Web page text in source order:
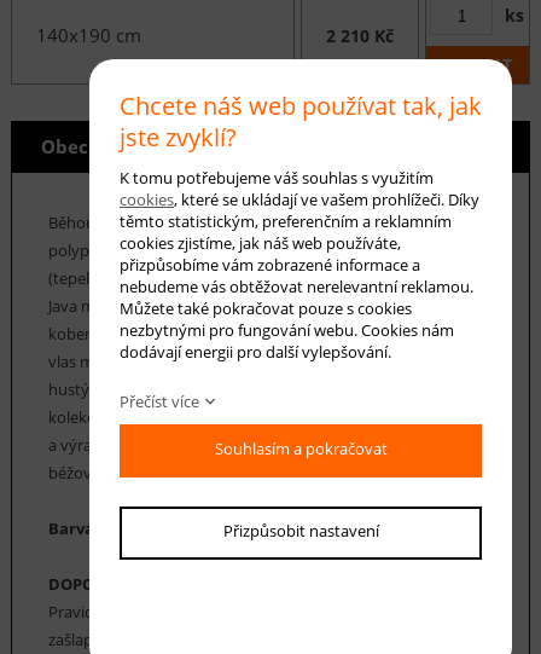
140x190 cm 2 210 Kč
ks
KOUPIT
Obecné info
Běhouny z kolekce Java jsou vyrobeny ze 100%
polypropylenových vláken opatřených úpravou Heat Set
(tepelná stabilizace vláken). Díky této úpravě jsou běhouny
Java měkké na dotek (věrně imitují vzhled ručně tkaných
koberců z přírodní vlny). Snadno se udržují v čistotě a jejich
vlas má vyšší odolnost vůči sešlapání. Běhouny Java mají
hustý vlas o výšce 12 mm a jejich hmotnost je 2200 g/m2. Tato
kolekce běhounů Java má moderní design - geometrické tvary
a výrazné syté barvy. Na své si také přijdou i milovníci klasické
béžové a hnědé barvy.
Barva koberce: béžová, odstíny hnědé, smetanová
DOPORUČENÁ ÚDRŽBA:
Pravidelné vysávání nečistot z koberce, aby se zabránilo jejich
zašlapání do koberce. Cca jednou za 12-18 měsíců je možné
Chcete náš web používat tak, jak
jste zvyklí?
K tomu potřebujeme váš souhlas s využitím
cookies, které se ukládají ve vašem prohlížeči. Díky
těmto statistickým, preferenčním a reklamním
cookies zjistíme, jak náš web používáte,
přizpůsobíme vám zobrazené informace a
nebudeme vás obtěžovat nerelevantní reklamou.
Můžete také pokračovat pouze s cookies
nezbytnými pro fungování webu. Cookies nám
dodávají energii pro další vylepšování.
Přečíst více
Souhlasím a pokračovat
Přizpůsobit nastavení